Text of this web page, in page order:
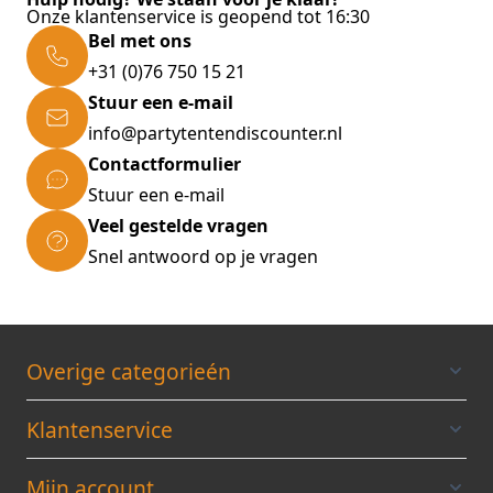
doorloophoogte van 2m10.
Voor het tentdak en zijwanden wordt
standaard 420D polyester doek gebruikt met
volgende eigenschappen:
320 gr/m²
Standaard kleuren: wit, zwart, lichtgrijs,
blauw, rood en zandkleur
Andere kleuren op speciale aanvraag
Dubbelwandig op kritieke punten
Tentdak standaard voorzien van brede
klittenband voor het aanbrengen van
Onze klantenservice is geopend tot 16:30
Bel met ons
+31 (0)76 750 15 21
Stuur een e-mail
info@partytentendiscounter.nl
Contactformulier
Stuur een e-mail
Veel gestelde vragen
Snel antwoord op je vragen
Overige categorieén
Klantenservice